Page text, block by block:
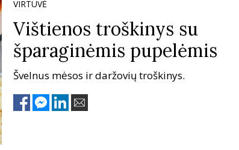
VIRTUVĖ
Vištienos troškinys su
šparaginėmis pupelėmis
Švelnus mėsos ir daržovių troškinys.